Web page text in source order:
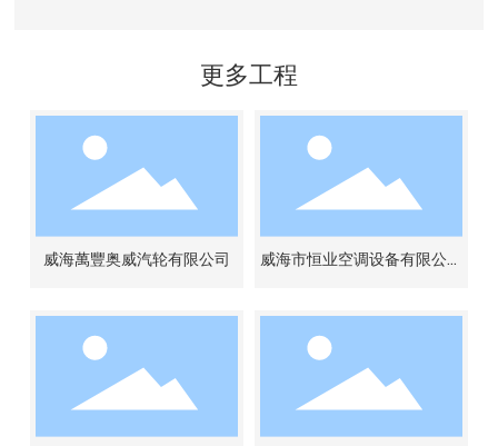
更多工程
威海萬豐奥威汽轮有限公司
威海市恒业空调设备有限公司